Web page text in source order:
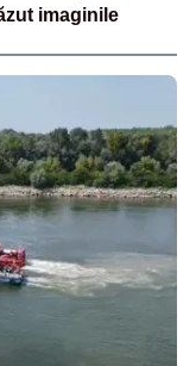
imaginile